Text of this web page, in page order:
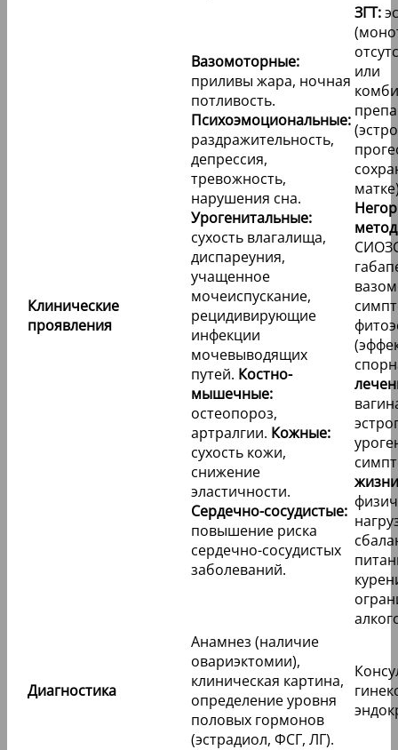
Клинические
проявления
Вазомоторные:
приливы жара, ночная
потливость.
Психоэмоциональные:
раздражительность,
депрессия,
тревожность,
нарушения сна.
Урогенитальные:
сухость влагалища,
диспареуния,
учащенное
мочеиспускание,
рецидивирующие
инфекции
мочевыводящих
путей. Костно-
мышечные:
остеопороз,
артралгии. Кожные:
сухость кожи,
снижение
эластичности.
Сердечно-сосудистые:
повышение риска
сердечно-сосудистых
заболеваний.
ЗГТ:
или
Диагностика
Анамнез (наличие
овариэктомии),
клиническая картина,
определение уровня
половых гормонов
(эстрадиол, ФСГ, ЛГ).